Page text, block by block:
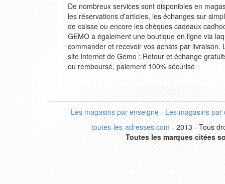
De nombreux services sont disponibles en
les réservations d'articles, les échanges sur
de caisse ou encore les chèques cadeaux
GEMO a également une boutique en ligne via
commander et recevoir vos achats par livraison.
site internet de Gémo : Retour et échange
ou remboursé, paiement 100% sécurisé
Les magasins par enseigne- Les magasins par
toutes-les-adresses.com - 2013 - Tous
Toutes les marques citées